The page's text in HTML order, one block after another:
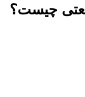
چیست؟